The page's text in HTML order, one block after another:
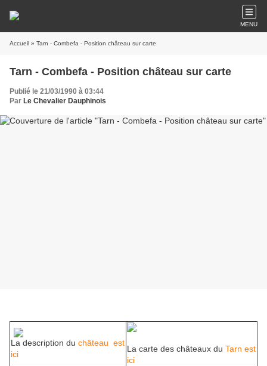
MENU
Accueil » Tarn - Combefa - Position château sur carte
Tarn - Combefa - Position château sur carte
Publié le 21/03/1990 à 03:44
Par Le Chevalier Dauphinois
La description du château est
ici
La carte des châteaux du Tarn est
ici